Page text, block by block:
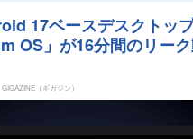
17ベースデスクトッ
OS」が16分間のリー
（ギガジン）